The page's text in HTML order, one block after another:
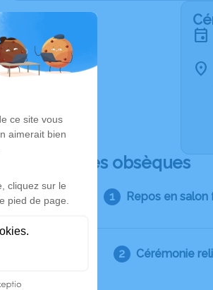
Déroulé des obsèques
Repos en salon
Cérémonie